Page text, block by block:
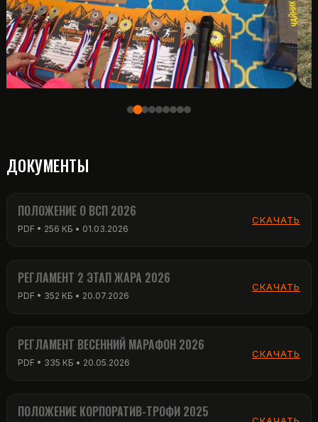
ПОЛОЖЕНИЕ О ВСП 2026
РЕГЛАМЕНТ 2 ЭТАП ЖАРА 2026
РЕГЛАМЕНТ ВЕСЕННИЙ МАРАФОН 2026